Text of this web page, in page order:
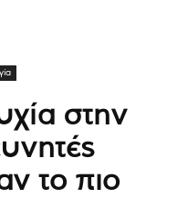
στην
το πιο